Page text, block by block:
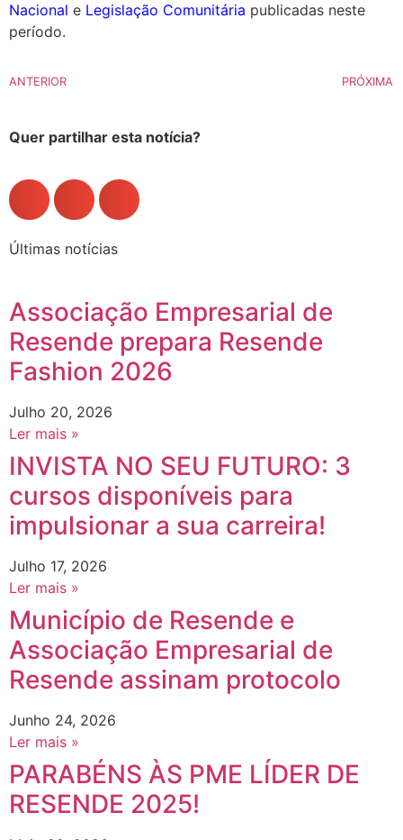
Nacional e Legislação Comunitária publicadas neste
período.
ANTERIOR PRÓXIMA
Quer partilhar esta notícia?
Últimas notícias
Associação Empresarial de
Resende prepara Resende
Fashion 2026
Julho 20, 2026
Ler mais »
INVISTA NO SEU FUTURO: 3
cursos disponíveis para
impulsionar a sua carreira!
Julho 17, 2026
Ler mais »
Município de Resende e
Associação Empresarial de
Resende assinam protocolo
Junho 24, 2026
Ler mais »
PARABÉNS ÀS PME LÍDER DE
RESENDE 2025!